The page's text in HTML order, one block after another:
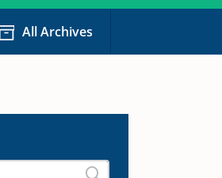
All Archives